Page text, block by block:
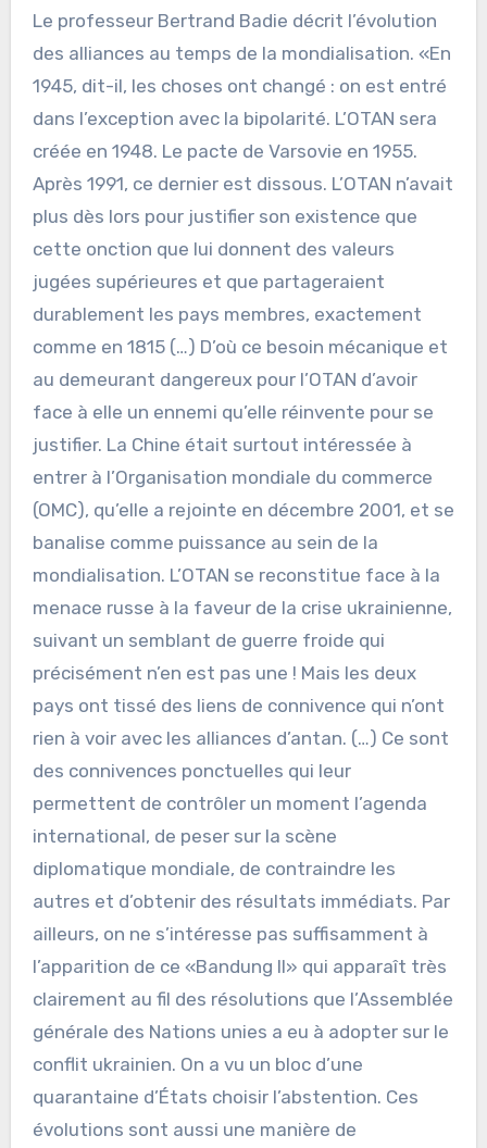
Le professeur Bertrand Badie décrit l’évolution
des alliances au temps de la mondialisation. «En
1945, dit-il, les choses ont changé : on est entré
dans l’exception avec la bipolarité. L’OTAN sera
créée en 1948. Le pacte de Varsovie en 1955.
Après 1991, ce dernier est dissous. L’OTAN n’avait
plus dès lors pour justifier son existence que
cette onction que lui donnent des valeurs
jugées supérieures et que partageraient
durablement les pays membres, exactement
comme en 1815 (…) D’où ce besoin mécanique et
au demeurant dangereux pour l’OTAN d’avoir
face à elle un ennemi qu’elle réinvente pour se
justifier. La Chine était surtout intéressée à
entrer à l’Organisation mondiale du commerce
(OMC), qu’elle a rejointe en décembre 2001, et se
banalise comme puissance au sein de la
mondialisation. L’OTAN se reconstitue face à la
menace russe à la faveur de la crise ukrainienne,
suivant un semblant de guerre froide qui
précisément n’en est pas une ! Mais les deux
pays ont tissé des liens de connivence qui n’ont
rien à voir avec les alliances d’antan. (…) Ce sont
des connivences ponctuelles qui leur
permettent de contrôler un moment l’agenda
international, de peser sur la scène
diplomatique mondiale, de contraindre les
autres et d’obtenir des résultats immédiats. Par
ailleurs, on ne s’intéresse pas suffisamment à
l’apparition de ce «Bandung II» qui apparaît très
clairement au fil des résolutions que l’Assemblée
générale des Nations unies a eu à adopter sur le
conflit ukrainien. On a vu un bloc d’une
quarantaine d’États choisir l’abstention. Ces
évolutions sont aussi une manière de